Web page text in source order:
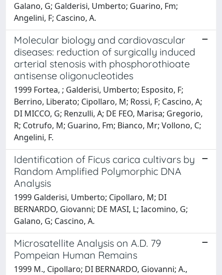
Galano, G; Galderisi, Umberto; Guarino, Fm;
Angelini, F; Cascino, A.
Molecular biology and cardiovascular
diseases: reduction of surgically induced
arterial stenosis with phosphorothioate
antisense oligonucleotides
1999 Fortea, ; Galderisi, Umberto; Esposito, F;
Berrino, Liberato; Cipollaro, M; Rossi, F; Cascino, A;
DI MICCO, G; Renzulli, A; DE FEO, Marisa; Gregorio,
R; Cotrufo, M; Guarino, Fm; Bianco, Mr; Vollono, C;
Angelini, F.
Identification of Ficus carica cultivars by
Random Amplified Polymorphic DNA
Analysis
1999 Galderisi, Umberto; Cipollaro, M; DI
BERNARDO, Giovanni; DE MASI, L; Iacomino, G;
Galano, G; Cascino, A.
Microsatellite Analysis on A.D. 79
Pompeian Human Remains
1999 M., Cipollaro; DI BERNARDO, Giovanni; A.,